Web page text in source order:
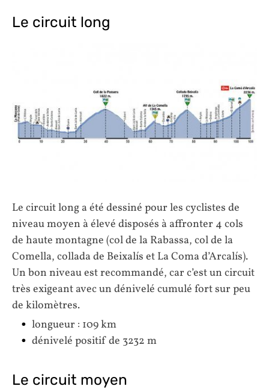
Le circuit long
Le circuit long a été dessiné pour les cyclistes de
niveau moyen à élevé disposés à affronter 4 cols
de haute montagne (col de la Rabassa, col de la
Comella, collada de Beixalís et La Coma d’Arcalís).
Un bon niveau est recommandé, car c’est un circuit
très exigeant avec un dénivelé cumulé fort sur peu
de kilomètres.
longueur : 109 km
dénivelé positif de 3232 m
Le circuit moyen